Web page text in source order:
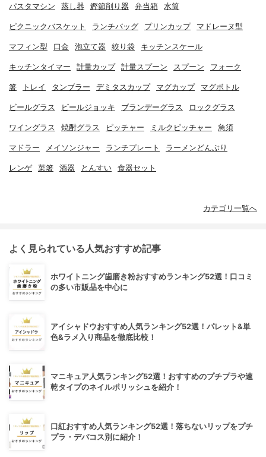
パスタマシン 蒸し器 鰹節削り器 弁当箱 水筒
ピクニックバスケット ランチバッグ プリンカップ マドレーヌ型
マフィン型 口金 泡立て器 絞り袋 キッチンスケール
キッチンタイマー 計量カップ 計量スプーン スプーン フォーク
箸 トレイ タンブラー デミタスカップ マグカップ マグボトル
ビールグラス ビールジョッキ ブランデーグラス ロックグラス
ワイングラス 焼酎グラス ピッチャー ミルクピッチャー 急須
マドラー メイソンジャー ランチプレート ラーメンどんぶり
レンゲ 菜箸 酒器 とんすい 食器セット
カテゴリ一覧へ
よく見られている人気おすすめ記事
ホワイトニング歯磨き粉おすすめランキング52選！口コミ
の多い市販品を中心に
アイシャドウおすすめ人気ランキング52選！パレット&単
色&ラメ入り商品を徹底比較！
マニキュア人気ランキング52選！おすすめのプチプラや速
乾タイプのネイルポリッシュを紹介！
口紅おすすめ人気ランキング52選！落ちないリップをプチ
プラ・デパコス別に紹介！